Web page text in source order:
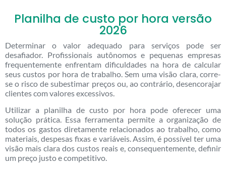
Planilha de custo por hora versão
2026
Determinar o valor adequado para serviços pode ser
desafiador. Profissionais autônomos e pequenas empresas
frequentemente enfrentam dificuldades na hora de calcular
seus custos por hora de trabalho. Sem uma visão clara, corre-
se o risco de subestimar preços ou, ao contrário, desencorajar
clientes com valores excessivos.
Utilizar a planilha de custo por hora pode oferecer uma
solução prática. Essa ferramenta permite a organização de
todos os gastos diretamente relacionados ao trabalho, como
materiais, despesas fixas e variáveis. Assim, é possível ter uma
visão mais clara dos custos reais e, consequentemente, definir
um preço justo e competitivo.